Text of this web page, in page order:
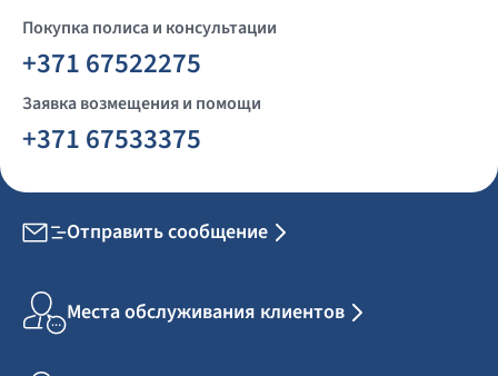
Покупка полиса и консультации
+371 67522275
Заявка возмещения и помощи
+371 67533375
Отправить сообщение
Места обслуживания клиентов